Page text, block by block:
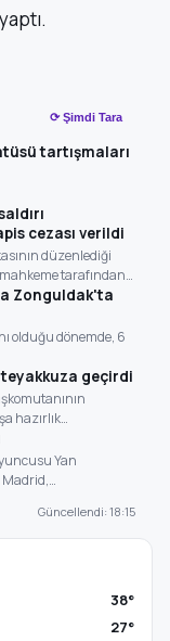
⟳ Şimdi Tara
tartışmaları
cezası verildi
düzenlediği
mahkeme tarafından…
Zonguldak'ta
olduğu dönemde, 6
geçirdi
hazırlık…
Yan
Güncellendi: 18:15
38°
27°